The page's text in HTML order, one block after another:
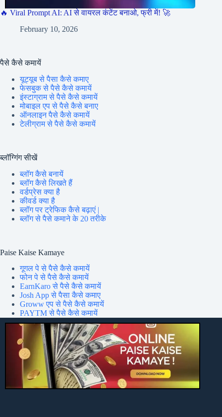
🔥 Viral Prompt AI: AI से वायरल कंटेंट बनाओ, फ्री में! 🚀
February 10, 2026
पैसे कैसे कमायें
यूट्यूब से पैसा कैसे कमाए
फेसबुक से पैसे कैसे कमायें
इंस्टाग्राम से पैसे कैसे कमायें
मोबाइल एप से पैसे कैसे बनाए
ऑनलाइन पैसे कैसे कमायें
टेलीग्राम से पैसे कैसे कमायें
ब्लॉग्गिंग सीखें
ब्लॉग कैसे बनायें
ब्लॉग कैसे लिखते हैं
वर्डप्रेस क्या है
कीवर्ड क्या है
ब्लॉग पर ट्रेफिक कैसे बढ़ाएं |
ब्लॉग से पैसे कमाने के 20 तरीके
Paise Kaise Kamaye
गूगल पे से पैसे कैसे कमायें
फोन पे से पैसे कैसे कमायें
EarnKaro से पैसे कैसे कमायें
Josh App से पैसा कैसे कमाए
Groww एप से पैसे कैसे कमायें
PAYTM से पैसे कैसे कमायें